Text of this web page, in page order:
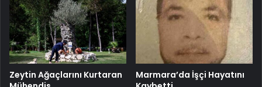
Zeytin Ağaçlarını Kurtaran
Marmara’da İşçi Hayatını